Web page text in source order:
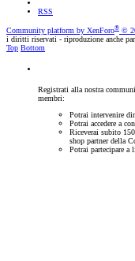
RSS
Community platform by XenForo® ©
i diritti riservati - riproduzione anche
Top Bottom
Registrati alla nostra
membri:
Potrai intervenire
Potrai accedere a
Riceverai subito
shop partner della
Potrai partecipare a